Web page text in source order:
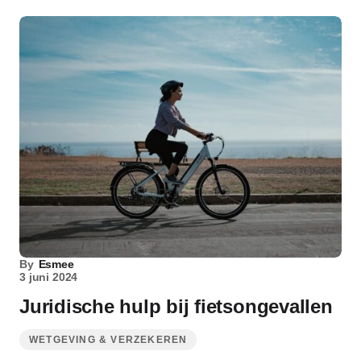
By Esmee
3 juni 2024
Juridische hulp bij fietsongevallen
WETGEVING & VERZEKEREN